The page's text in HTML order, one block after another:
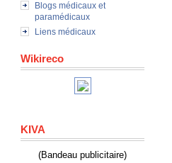
Blogs médicaux et
paramédicaux
Liens médicaux
Wikireco
KIVA
(Bandeau publicitaire)